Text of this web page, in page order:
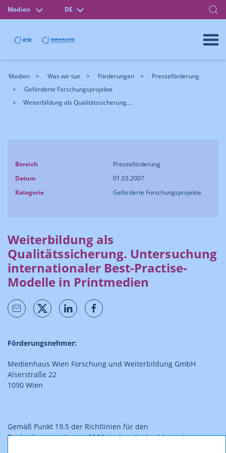
Medien DE
Medien Was wir tun Förderungen
Presseförderung
Geförderte Forschungsprojekte
Weiterbildung als Qualitätssicherung....
Bereich
Presseförderung
Datum
01.03.2007
Kategorie
Geförderte Forschungsprojekte
Weiterbildung als
Qualitätssicherung. Untersuchung
internationaler Best-Practise-
Modelle in Printmedien
Förderungsnehmer:
Medienhaus Wien Forschung und Weiterbildung GmbH
Alserstraße 22
1090 Wien
Gemäß Punkt 19.5 der Richtlinien für den
Beobachtungszeitraum 2006 sind nach Abschluss eines